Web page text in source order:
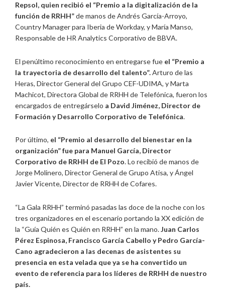
Repsol, quien recibió el “Premio a la digitalización de la
función de RRHH”de manos de Andrés García-Arroyo,
Country Manager para Iberia de Workday, y María Manso,
Responsable de HR Analytics Corporativo de BBVA.
El penúltimo reconocimiento en entregarse fue el “Premio a
la trayectoria de desarrollo del talento”.Arturo de las
Heras, Director General del Grupo CEF-UDIMA, y Marta
Machicot, Directora Global de RRHH de Telefónica, fueron los
encargados de entregárselo a David Jiménez, Director de
Formación y Desarrollo Corporativo de Telefónica.
Por último, el “Premio al desarrollo del bienestar en la
organización” fue para Manuel García, Director
Corporativo de RRHH de El Pozo. Lo recibió de manos de
Jorge Molinero, Director General de Grupo Atisa, y Ángel
Javier Vicente, Director de RRHH de Cofares.
“La Gala RRHH” terminó pasadas las doce de la noche con los
tres organizadores en el escenario portando la XX edición de
la “Guía Quién es Quién en RRHH” en la mano.Juan Carlos
Pérez Espinosa, Francisco García Cabello y Pedro García-
Cano agradecieron a las decenas de asistentes su
presencia en esta velada que ya se ha convertido un
evento de referencia para los líderes de RRHH de nuestro
país.